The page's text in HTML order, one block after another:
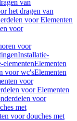
van
het dragen van
voor Elementen
voor
voor
Installatie-
elementenElementen
voor wc'sElementen
voor
voor Elementen
voor
met
voor douches met